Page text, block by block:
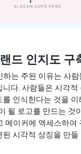
드 인지도 구
하는 주된 이유는 사
다. 사람들은 시각적
인식한다는 것을 이
될 로고를 만드는 것
메이커에 액세스하여
된 시각적 상징을 만들